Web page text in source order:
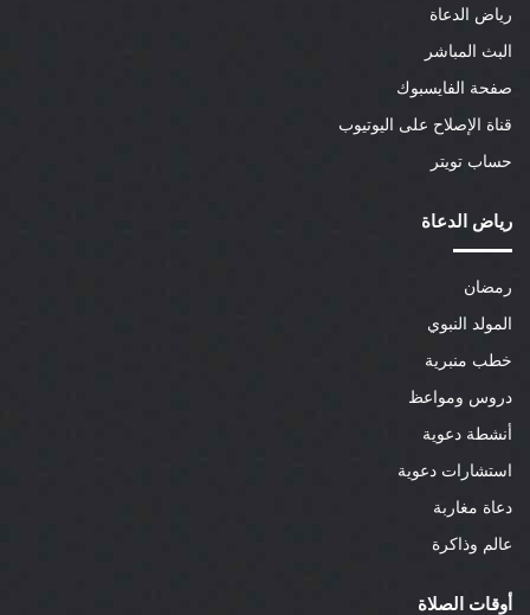
رياض الدعاة
البث المباشر
صفحة الفايسبوك
قناة الإصلاح على اليوتيوب
حساب تويتر
رياض الدعاة
رمضان
المولد النبوي
خطب منبرية
دروس ومواعظ
أنشطة دعوية
استشارات دعوية
دعاة مغاربة
عالم وذاكرة
أوقات الصلاة